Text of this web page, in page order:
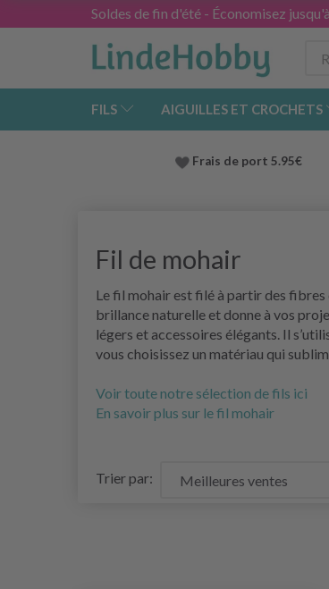
Soldes de fin d'été - Économisez
FILS AIGUILLES ET CROCHETS
Frais de port 5.95€
Fil de mohair
Le fil mohair est filé à partir des fibres
brillance naturelle et donne à vos
légers et accessoires élégants. Il
vous choisissez un matériau qui
Voir toute notre sélection de fils ici
En savoir plus sur le fil mohair
Trier par: